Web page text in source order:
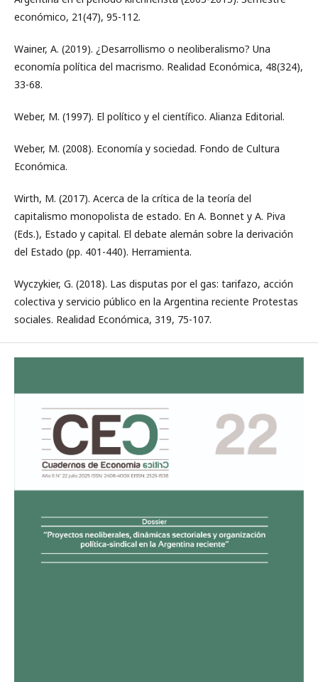
económico, 21(47), 95-112.
Wainer, A. (2019). ¿Desarrollismo o neoliberalismo? Una
economía política del macrismo. Realidad Económica, 48(324),
33-68.
Weber, M. (1997). El político y el científico. Alianza Editorial.
Weber, M. (2008). Economía y sociedad. Fondo de Cultura
Económica.
Wirth, M. (2017). Acerca de la crítica de la teoría del
capitalismo monopolista de estado. En A. Bonnet y A. Piva
(Eds.), Estado y capital. El debate alemán sobre la derivación
del Estado (pp. 401-440). Herramienta.
Wyczykier, G. (2018). Las disputas por el gas: tarifazo, acción
colectiva y servicio público en la Argentina reciente Protestas
sociales. Realidad Económica, 319, 75-107.